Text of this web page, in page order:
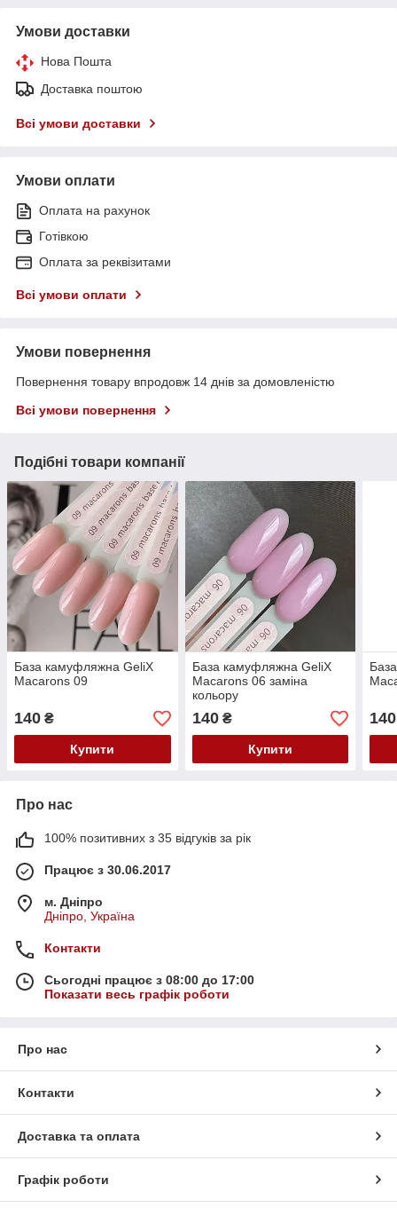
Умови доставки
Нова Пошта
Доставка поштою
Всі умови доставки
Умови оплати
Оплата на рахунок
Готівкою
Оплата за реквізитами
Всі умови оплати
Умови повернення
Повернення товару впродовж 14 днів за домовленістю
Всі умови повернення
Подібні товари компанії
База камуфляжна GeliX
Macarons 09
140 ₴
Купити
База камуфляжна GeliX
Macarons 06 заміна
кольору
140₴
Купити
140
Про нас
100% позитивних з 35 відгуків за рік
Працює з 30.06.2017
м. Дніпро
Дніпро, Україна
Контакти
Сьогодні працює з 08:00 до 17:00
Показати весь графік роботи
Про нас
Контакти
Доставка та оплата
Графік роботи